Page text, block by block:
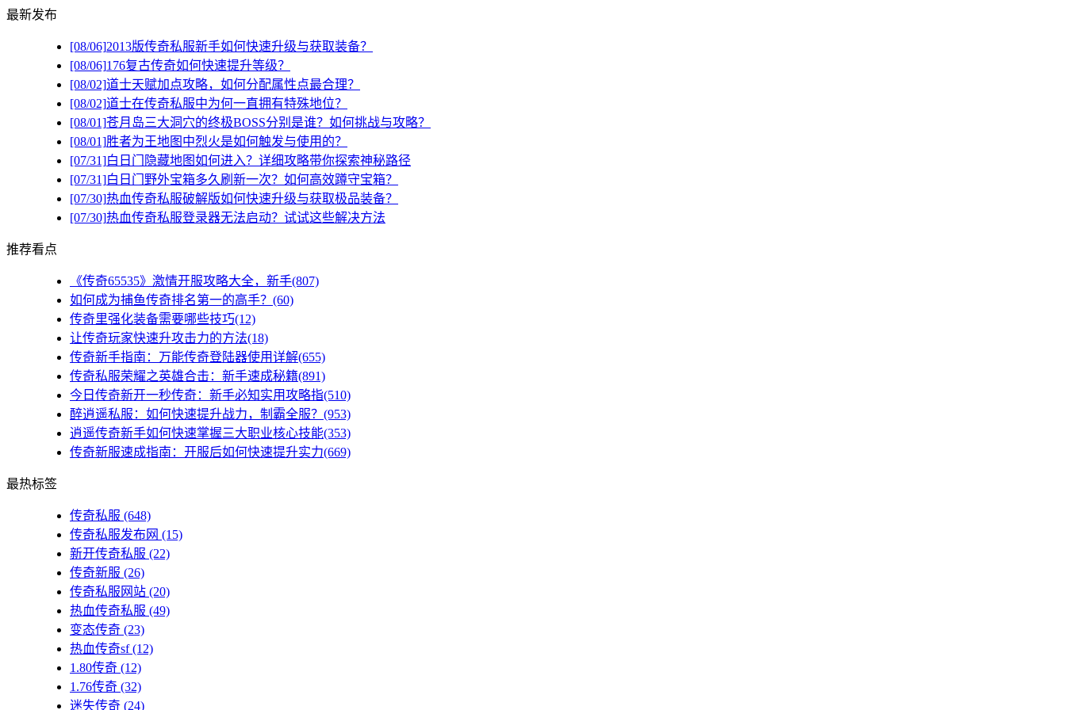
最新发布
[08/06]2013版传奇私服新手如何快速升级与获取装备？
[08/06]176复古传奇如何快速提升等级？
[08/02]道士天赋加点攻略，如何分配属性点最合理？
[08/02]道士在传奇私服中为何一直拥有特殊地位？
[08/01]苍月岛三大洞穴的终极BOSS分别是谁？如何挑战与攻略？
[08/01]胜者为王地图中烈火是如何触发与使用的？
[07/31] 白日门隐藏地图如何进入？详细攻略带你探索神秘路径
[07/31] 白日门野外宝箱多久刷新一次？如何高效蹲守宝箱？
[07/30]热血传奇私服破解版如何快速升级与获取极品装备？
[07/30]热血传奇私服登录器无法启动？试试这些解决方法
推荐看点
《传奇65535》激情开服攻略大全，新手(807)
如何成为捕鱼传奇排名第一的高手？(60)
传奇里强化装备需要哪些技巧(12)
让传奇玩家快速升攻击力的方法(18)
传奇新手指南：万能传奇登陆器使用详解(655)
传奇私服荣耀之英雄合击：新手速成秘籍(891)
今日传奇新开一秒传奇：新手必知实用攻略指(510)
醉逍遥私服：如何快速提升战力，制霸全服？(953)
逍遥传奇新手如何快速掌握三大职业核心技能(353)
传奇新服速成指南：开服后如何快速提升实力(669)
最热标签
传奇私服 (648)
传奇私服发布网 (15)
新开传奇私服 (22)
传奇新服 (26)
传奇私服网站 (20)
热血传奇私服 (49)
变态传奇 (23)
热血传奇sf(12)
1.80传奇 (12)
1.76传奇 (32)
迷失传奇 (24)